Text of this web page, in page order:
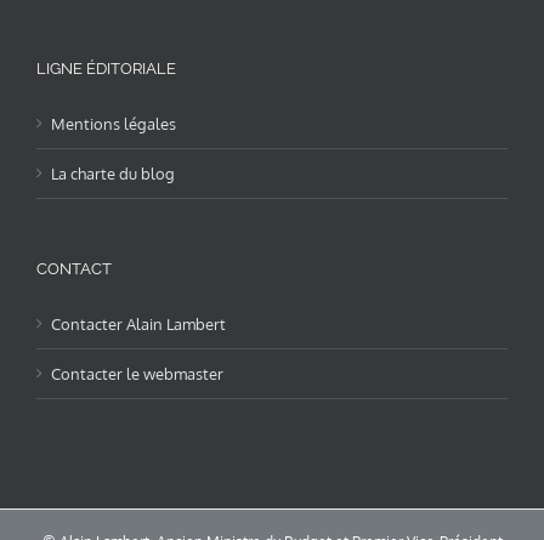
LIGNE ÉDITORIALE
Mentions légales
La charte du blog
CONTACT
Contacter Alain Lambert
Contacter le webmaster